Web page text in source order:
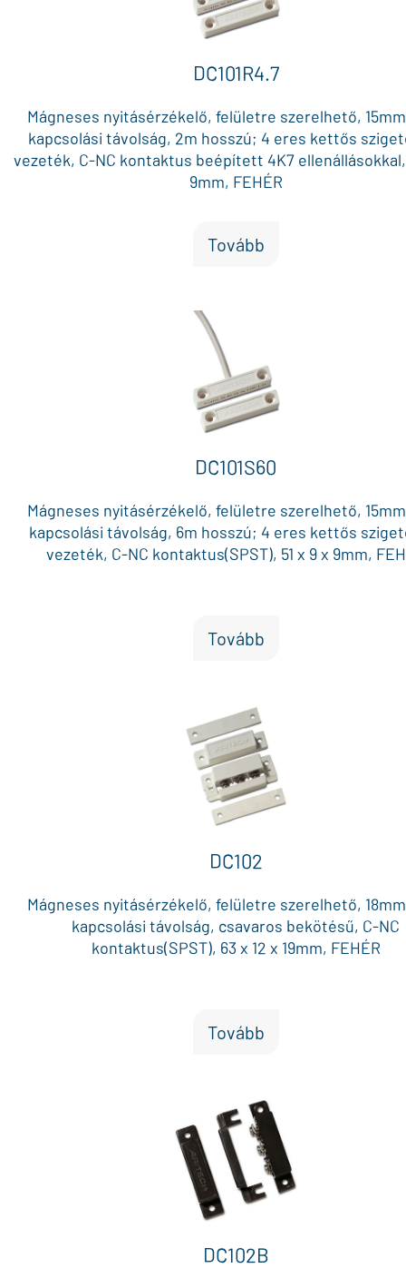
DC101R4.7
Mágneses nyitásérzékelő, felületre szerelhető,
kapcsolási távolság, 2m hosszú; 4 eres kettős
vezeték, C-NC kontaktus beépített 4K7 ellenállásokkal,
9mm, FEHÉR
Tovább
DC101S60
Mágneses nyitásérzékelő, felületre szerelhető,
kapcsolási távolság, 6m hosszú; 4 eres kettős
vezeték, C-NC kontaktus(SPST), 51 x 9 x 9mm,
Tovább
DC102
Mágneses nyitásérzékelő, felületre szerelhető,
kapcsolási távolság, csavaros bekötésű, C-NC
kontaktus(SPST), 63 x 12 x 19mm, FEHÉR
Tovább
DC102B